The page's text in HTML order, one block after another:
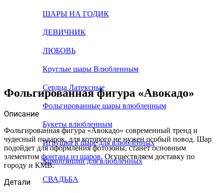
ШАРЫ НА ГОДИК
ДЕВИЧНИК
ЛЮБОВЬ
Круглые шары Влюбленным
Сердца Латексные
Фольгированные шары влюбленным
Букеты влюбленным
Игрушка в шаре для влюбленных
Композиции для влюбленных
СВАДЬБА
Фольгированная фигура «Авокадо»
Описание
Фольгированная фигура «Авокадо» современный тренд и
чудесный подарок, для которого не нужен особый повод. Шар
подойдет для оформления фотозоны, станет основным
элементом фонтана из шаров. Осуществляем доставку по
городу и КМВ.
Детали